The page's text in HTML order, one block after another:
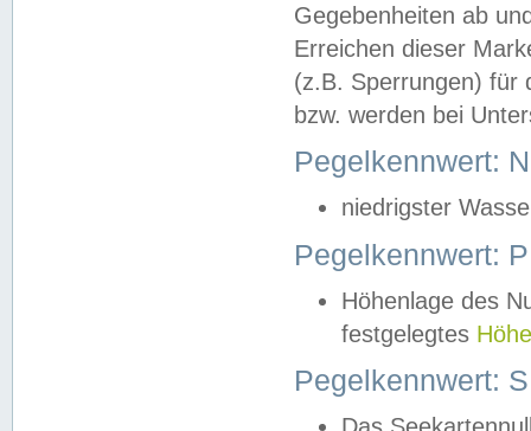
Gegebenheiten ab
Erreichen dieser
(z.B. Sperrungen) für
bzw. werden bei
Pegelkennwert:
niedrigster
Pegelkennwert:
Höhenlage des
festgelegtes
Pegelkennwert: